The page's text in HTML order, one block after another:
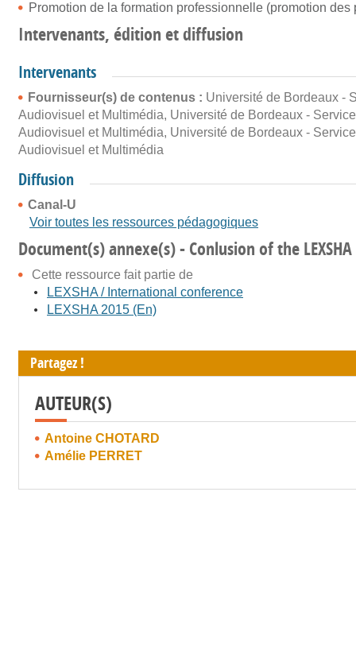
Promotion de la formation professionnelle (promotion
Intervenants, édition et diffusion
Intervenants
Fournisseur(s) de contenus : Université de Bordeaux -
Audiovisuel et Multimédia, Université de Bordeaux - Service
Audiovisuel et Multimédia, Université de Bordeaux - Service
Audiovisuel et Multimédia
Diffusion
Canal-U
Voir toutes les ressources pédagogiques
Document(s) annexe(s) - Conlusion of the
Cette ressource fait partie de
LEXSHA / International conference
LEXSHA 2015 (En)
Partagez !
AUTEUR(S)
Antoine CHOTARD
Amélie PERRET